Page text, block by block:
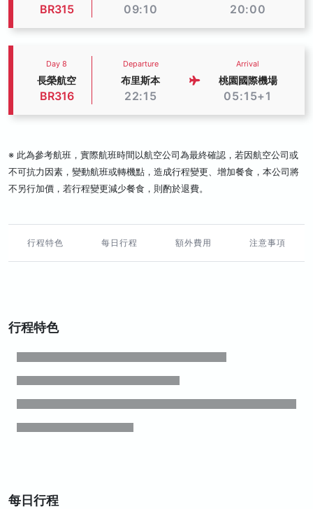
BR315 09:10 20:00
Day 8
長榮航空
BR316
Departure
布里斯本
22:15
Arrival
桃園國際機場
05:15+1
※ 此為參考航班，實際航班時間以航空公司為最終確認，若因航空公司或
不可抗力因素，變動航班或轉機點，造成行程變更、增加餐食，本公司將
不另行加價，若行程變更減少餐食，則酌於退費。
行程特色 每日行程 額外費用 注意事項
行程特色
每日行程